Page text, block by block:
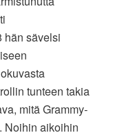
hän sävelsi
tunteen takia
mitä Grammy-
Noihin aikoihin